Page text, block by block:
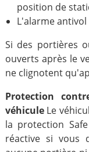
position de
L'alarme antivol
Si des portières
ouverts après le
ne clignotent
Protection
véhicule Le
la protection
réactive si vous